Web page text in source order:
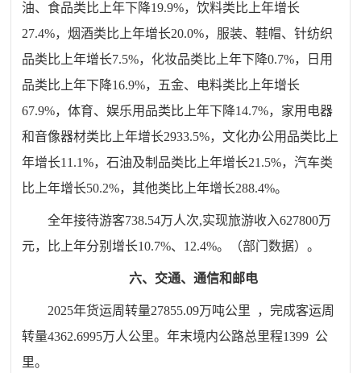
油、食品类比上年下降19.9%，饮料类比上年增长
27.4%，烟酒类比上年增长20.0%， 服装、鞋帽、针纺织
品类 比上年增长7.5%，化妆品类 比上年下降0.7%，日用
品类 比上年下降16.9%，
五金、电料类比上年增长
67.9%，体育、娱乐用品类比上年下降14.7%， 家用电器
和音像器材类 比上年增长2933.5%，文化办公用品类比上
年增长11.1%，石油及制品类 比上年增长21.5%，汽车类
比上年增长50.2%，其他类比上年增长288.4%。
全年接待游客738.54万人次,实现旅游收入627800万
元，
比上年分别增长10.7%、 12.4%。 （部门数据）。
六、交通、通信和邮电
2025年货运周转量27855.09万吨公里
，完成客运周
转量4362.6995万人公里。年末境内公路总里程1399 公
里。